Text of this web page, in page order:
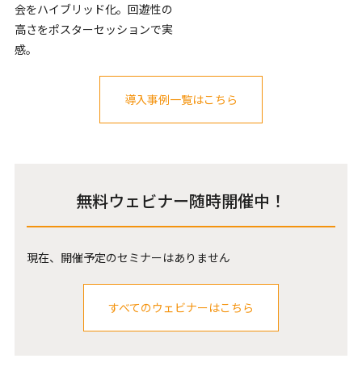
会をハイブリッド化。回遊性の
高さをポスターセッションで実
感。
導入事例一覧はこちら
無料ウェビナー随時開催中！
現在、開催予定のセミナーはありません
すべてのウェビナーはこちら